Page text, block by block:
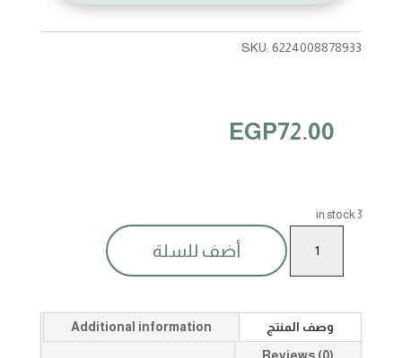
SKU:6224008878933
EGP72.00
3 in stock
طلاء
اظافر703م14مل
أضف للسلة
وصف المنتج
Additional information